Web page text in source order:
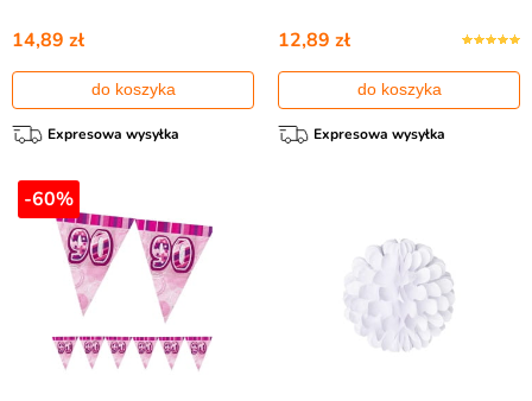
14,89 zł
do koszyka
Expresowa wysyłka
12,89 zł
do koszyka
Expresowa wysyłka
-60%